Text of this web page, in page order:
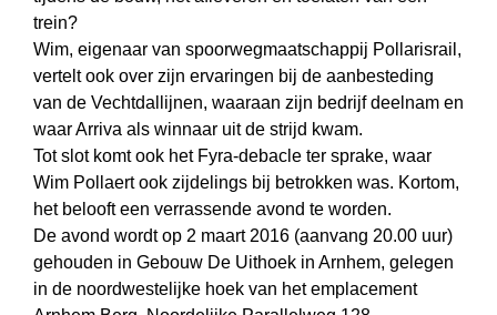
trein?
Wim, eigenaar van spoorwegmaatschappij Pollarisrail,
vertelt ook over zijn ervaringen bij de aanbesteding
van de Vechtdallijnen, waaraan zijn bedrijf deelnam en
waar Arriva als winnaar uit de strijd kwam.
Tot slot komt ook het Fyra-debacle ter sprake, waar
Wim Pollaert ook zijdelings bij betrokken was. Kortom,
het belooft een verrassende avond te worden.
De avond wordt op 2 maart 2016 (aanvang 20.00 uur)
gehouden in Gebouw De Uithoek in Arnhem, gelegen
in de noordwestelijke hoek van het emplacement